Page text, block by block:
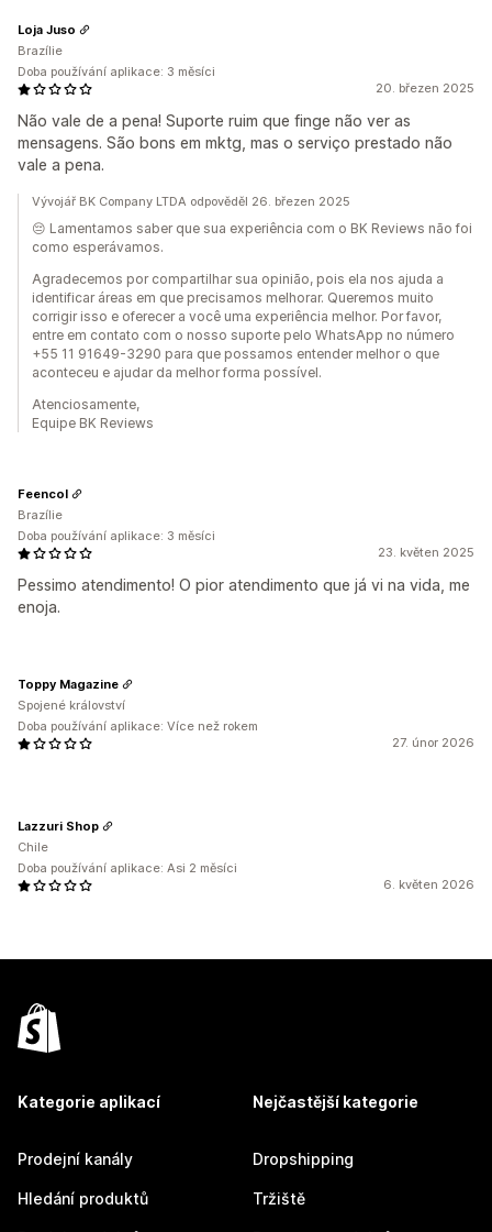
20. březen 2025
Não vale de a pena! Suporte ruim que finge não ver as
mensagens. São bons em mktg, mas o serviço prestado não
vale a pena.
Loja Juso
Brazílie
Doba používání aplikace: 3 měsíci
Vývojář BK Company LTDA odpověděl 26. březen 2025
😔 Lamentamos saber que sua experiência com o BK Reviews não foi
como esperávamos.
Agradecemos por compartilhar sua opinião, pois ela nos ajuda a
identificar áreas em que precisamos melhorar. Queremos muito
corrigir isso e oferecer a você uma experiência melhor. Por favor,
entre em contato com o nosso suporte pelo WhatsApp no número
+55 11 91649-3290 para que possamos entender melhor o que
aconteceu e ajudar da melhor forma possível.
Atenciosamente,
Equipe BK Reviews
23. květen 2025
Pessimo atendimento! O pior atendimento que já vi na vida, me
enoja.
Feencol
Brazílie
Doba používání aplikace: 3 měsíci
27. únor 2026
Toppy Magazine
Spojené království
Doba používání aplikace: Více než rokem
6. květen 2026
Lazzuri Shop
Chile
Doba používání aplikace: Asi 2 měsíci
Kategorie aplikací
Prodejní kanály
Hledání produktů
Nejčastější kategorie
Dropshipping
Tržiště